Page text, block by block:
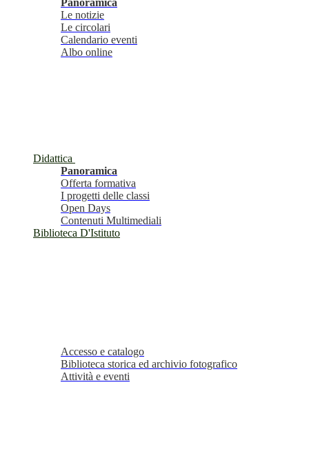
Panoramica
Le notizie
Le circolari
Calendario eventi
Albo online
Didattica
Panoramica
Offerta formativa
I progetti delle classi
Open Days
Contenuti Multimediali
Biblioteca D'Istituto
Accesso e catalogo
Biblioteca storica ed archivio fotografico
Attività e eventi